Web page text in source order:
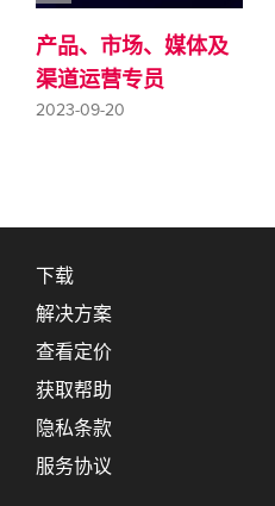
产品、市场、媒体及
渠道运营专员
2023-09-20
下载
解决方案
查看定价
获取帮助
隐私条款
服务协议